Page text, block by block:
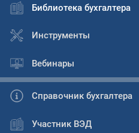
Библиотека бухгалтера
Инструменты
Вебинары
Справочник бухгалтера
Участник ВЭД